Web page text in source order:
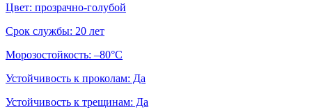
Цвет: прозрачно-голубой
Срок службы: 20 лет
Морозостойкость: –80°С
Устойчивость к проколам: Да
Устойчивость к трещинам: Да